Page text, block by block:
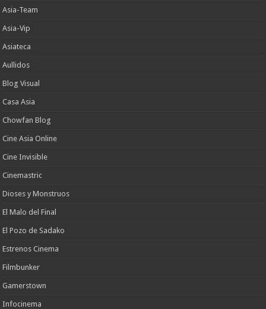
Asia-Team
Asia-Vip
Asiateca
Aullidos
Blog Visual
Casa Asia
Chowfan Blog
Cine Asia Online
Cine Invisible
Cinemastric
Dioses y Monstruos
El Malo del Final
El Pozo de Sadako
Estrenos Cinema
Filmbunker
Gamerstown
Infocinema